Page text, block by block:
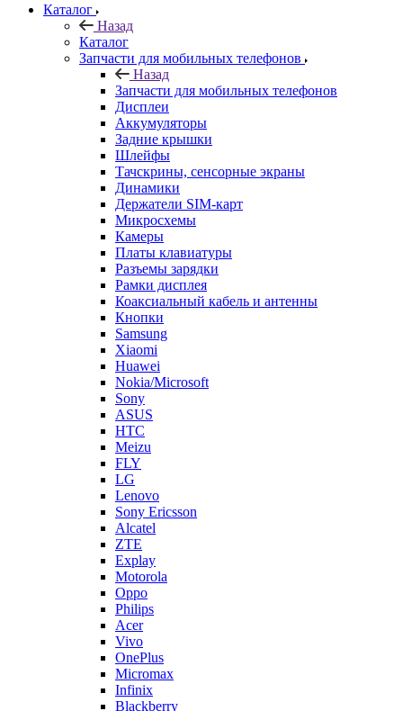
Каталог
Назад
Каталог
Запчасти для мобильных телефонов
Назад
Запчасти для мобильных телефонов
Дисплеи
Аккумуляторы
Задние крышки
Шлейфы
Тачскрины, сенсорные экраны
Динамики
Держатели SIM-карт
Микросхемы
Камеры
Платы клавиатуры
Разъемы зарядки
Рамки дисплея
Коаксиальный кабель и антенны
Кнопки
Samsung
Xiaomi
Huawei
Nokia/Microsoft
Sony
ASUS
HTC
Meizu
FLY
LG
Lenovo
Sony Ericsson
Alcatel
ZTE
Explay
Motorola
Oppo
Philips
Acer
Vivo
OnePlus
Micromax
Infinix
Blackberry